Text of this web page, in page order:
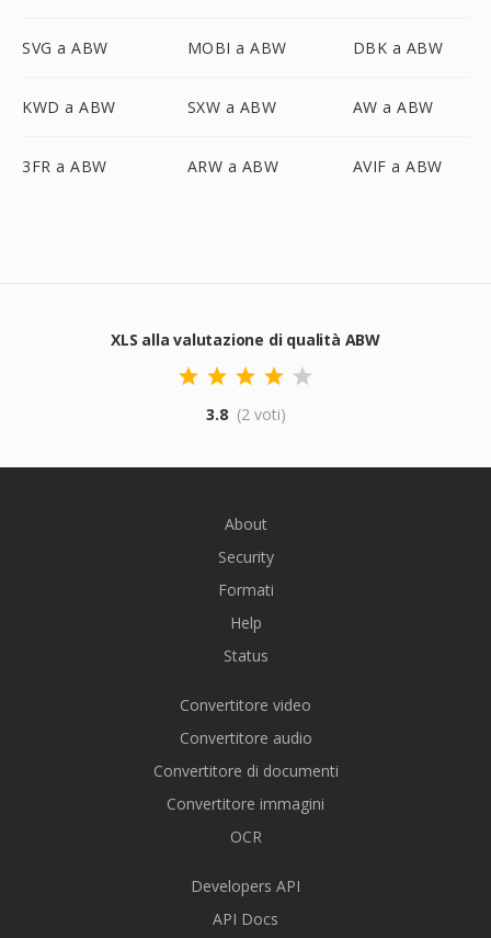
SVG a ABW MOBI a ABW DBK a ABW
KWD a ABW SXW a ABW AW a ABW
3FR a ABW ARW a ABW AVIF a ABW
XLS alla valutazione di qualità ABW
3.8 (2 voti)
About
Security
Formati
Help
Status
Convertitore video
Convertitore audio
Convertitore di documenti
Convertitore immagini
OCR
Developers API
API Docs